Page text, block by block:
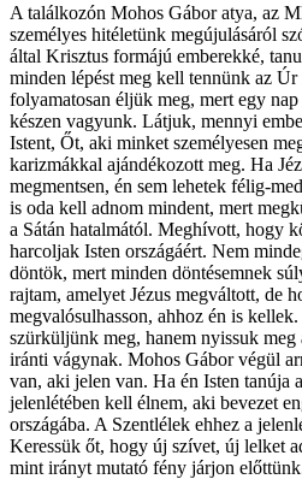
A találkozón Mohos Gábor atya, az
személyes hitéletünk megújulásáról
által Krisztus formájú emberekké,
minden lépést meg kell tennünk az
folyamatosan éljük meg, mert egy
készen vagyunk. Látjuk, mennyi
Istent, Őt, aki minket személyesen
karizmákkal ajándékozott meg. Ha
megmentsen, én sem lehetek félig-
is oda kell adnom mindent, mert
a Sátán hatalmától. Meghívott, hogy
harcoljak Isten országáért. Nem
döntök, mert minden döntésemnek
rajtam, amelyet Jézus megváltott, de
megvalósulhasson, ahhoz én is
szürküljünk meg, hanem nyissuk
iránti vágynak. Mohos Gábor végül
van, aki jelen van. Ha én Isten tanúja
jelenlétében kell élnem, aki bevezet
országába. A Szentlélek ehhez a
Keressük őt, hogy új szívet, új lelket
mint irányt mutató fény járjon